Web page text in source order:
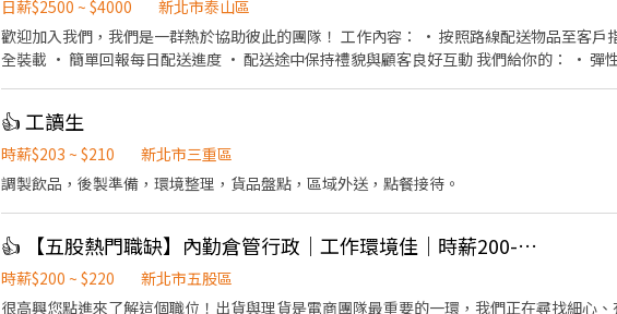
日薪$2500 ~ $4000
新北市泰山區
歡迎加入我們，我們是一群熱於協助彼此的團隊！ 工作內容： • 按照路線配送物品至客戶指定地點 • 確認貨物種類與數量後安
全裝載 • 簡單回報每日配送進度 • 配送途中保持禮貌與顧客良好互動 我們給你的： • 彈性排班，時間好安排 • 友善團隊氣
👍 工讀生
時薪$203 ~ $210
新北市三重區
調製飲品，後製準備，環境整理，貨品盤點，區域外送，點餐接待。
👍 【五股熱門職缺】內勤倉管行政｜工作環境佳｜時薪200-220｜可現領週領
時薪$200 ~ $220
新北市五股區
很高興您點進來了解這個職位！出貨與理貨是電商團隊最重要的一環，我們正在尋找細心